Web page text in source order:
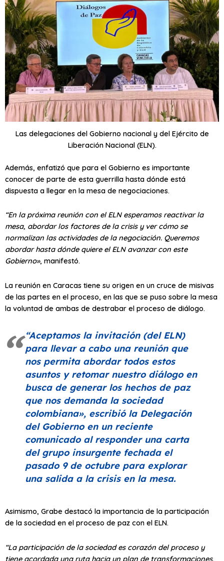
Las delegaciones del Gobierno nacional y del Ejército de
Liberación Nacional (ELN).
Además, enfatizó que para el Gobierno es importante
conocer de parte de esta guerrilla hasta dónde está
dispuesta a llegar en la mesa de negociaciones.
“En la próxima reunión con el ELN esperamos reactivar la
mesa, abordar los factores de la crisis y ver cómo se
normalizan las actividades de la negociación. Queremos
abordar hasta dónde quiere el ELN avanzar con este
Gobierno», manifestó.
La reunión en Caracas tiene su origen en un cruce de misivas
de las partes en el proceso, en las que se puso sobre la mesa
la voluntad de ambas de destrabar el proceso de diálogo.
“Aceptamos la invitación (del ELN)
para llevar a cabo una reunión que
nos permita abordar todos estos
asuntos y retomar nuestro diálogo en
busca de generar los hechos de paz
que nos demanda la sociedad
colombiana», escribió la Delegación
del Gobierno en un reciente
comunicado al responder una carta
del grupo insurgente fechada el
pasado 9 de octubre para explorar
una salida a la crisis en la mesa.
Asimismo, Grabe destacó la importancia de la participación
de la sociedad en el proceso de paz con el ELN.
“La participación de la sociedad es corazón del proceso y
tiene acordada una ruta hacia un plan de transformaciones,